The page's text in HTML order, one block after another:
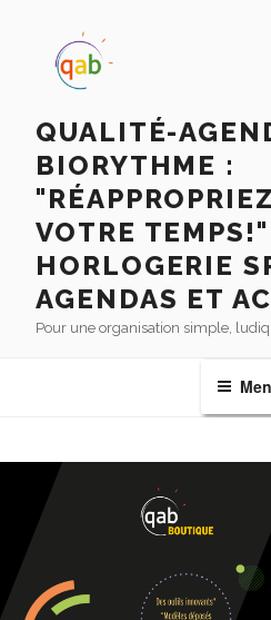
QUALITÉ-
BIORYTHME :
VOTRE
HORLOGERIE
AGENDAS ET
Pour une organisation simple,